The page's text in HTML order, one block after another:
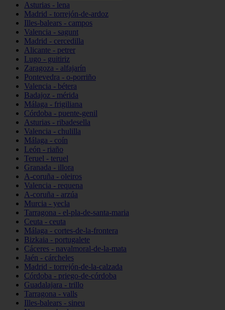
Asturias - lena
Madrid - torrejón-de-ardoz
Illes-balears - campos
Valencia - sagunt
Madrid - cercedilla
Alicante - petrer
Lugo - guitiriz
Zaragoza - alfajarín
Pontevedra - o-porriño
Valencia - bétera
Badajoz - mérida
Málaga - frigiliana
Córdoba - puente-genil
Asturias - ribadesella
Valencia - chulilla
Málaga - coín
León - riaño
Teruel - teruel
Granada - illora
A-coruña - oleiros
Valencia - requena
A-coruña - arzúa
Murcia - yecla
Tarragona - el-pla-de-santa-maria
Ceuta - ceuta
Málaga - cortes-de-la-frontera
Bizkaia - portugalete
Cáceres - navalmoral-de-la-mata
Jaén - cárcheles
Madrid - torrejón-de-la-calzada
Córdoba - priego-de-córdoba
Guadalajara - trillo
Tarragona - valls
Illes-balears - sineu